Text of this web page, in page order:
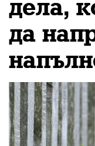
и
цяло
дела,
да